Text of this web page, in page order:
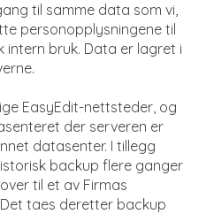
til samme data som vi,
personopplysningene til
intern bruk. Data er lagret i
EasyEdit-nettsteder, og
der serveren er
datasenter. I tillegg
backup flere ganger
til et av Firmas
taes deretter backup